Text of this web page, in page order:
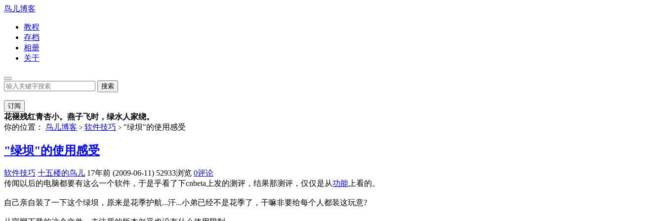
鸟儿博客
教程
存档
相册
关于
订阅
花褪残红青杏小。燕子飞时，绿水人家绕。
你的位置： 鸟儿博客 > 软件技巧 > "绿坝"的使用感受
"绿坝"的使用感受
软件技巧 十五楼的鸟儿 17年前 (2009-06-11) 52933浏览 0评论
传闻以后的电脑都要有这么一个软件，于是乎看了下cnbeta上发的测评，结果那测评，仅仅是从功能 上看的。
自己亲自装了一下这个绿坝，原来是花季护航...汗...小弟已经不是花季了，干嘛非要给每个人都装这玩意?